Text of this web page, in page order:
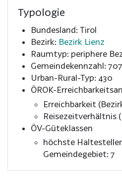
Typologie
Bundesland: Tirol
Bezirk: Bezirk Lienz
Raumtyp: periphere
Gemeindekennzahl:
Urban-Rural-Typ: 430
ÖROK-
Erreichbarkeit
Reisezeitverhältnis
ÖV-Güteklassen
höchste
Gemeindegebiet: 7